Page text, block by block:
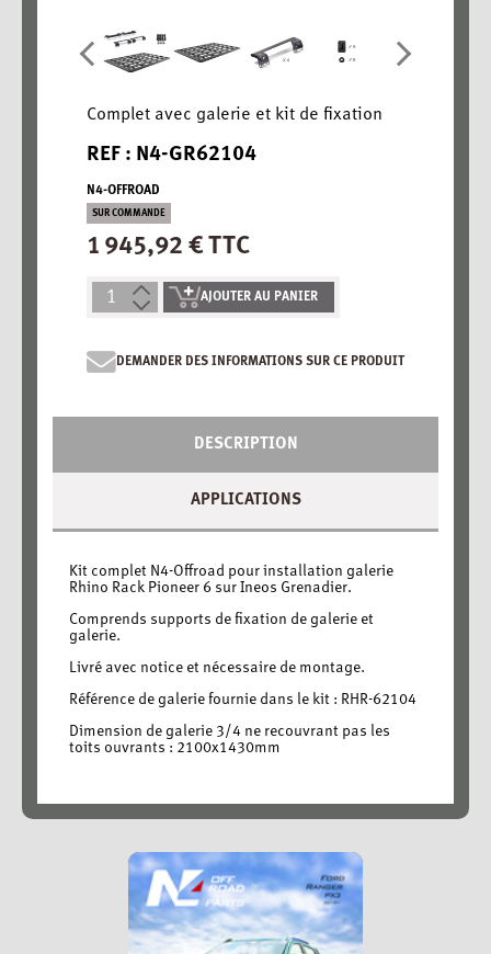
Complet avec galerie et kit de fixation
REF : N4-GR62104
N4-OFFROAD
SUR COMMANDE
1 945,92 € TTC
AJOUTER AU PANIER
DEMANDER DES INFORMATIONS SUR CE PRODUIT
DESCRIPTION
APPLICATIONS
Kit complet N4-Offroad pour installation galerie
Rhino Rack Pioneer 6 sur Ineos Grenadier.
Comprends supports de fixation de galerie et
galerie.
Livré avec notice et nécessaire de montage.
Référence de galerie fournie dans le kit : RHR-62104
Dimension de galerie 3/4 ne recouvrant pas les
toits ouvrants : 2100x1430mm